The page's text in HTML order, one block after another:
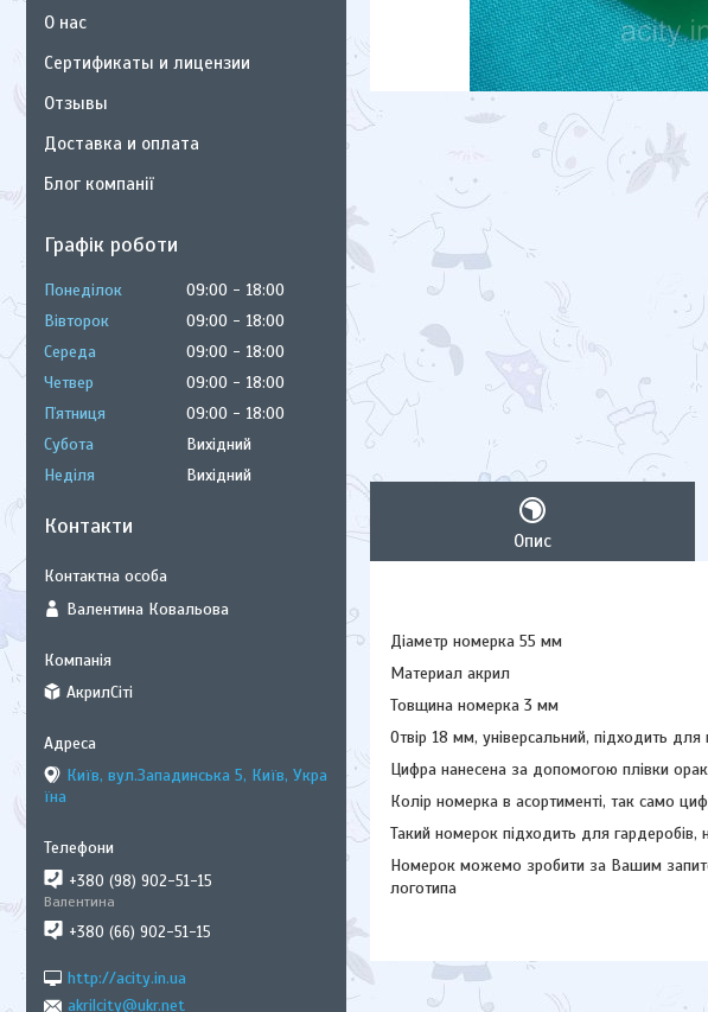
Опис
Діаметр номерка 55 мм
Материал акрил
Товщина номерка 3 мм
Отвір 18 мм, універсальний, підходить для
Цифра нанесена за допомогою плівки
Колір номерка в асортименті, так само
Такий номерок підходить для гардеробів,
Номерок можемо зробити за Вашим
логотипа
О нас
Сертификаты и лицензии
Отзывы
Доставка и оплата
Блог компанії
Графік роботи
Понеділок 09:00
18:00
Вівторок
09:00
18:00
Середа
09:00
18:00
Четвер
09:00
18:00
Пʼятниця
09:00
18:00
Субота
Вихідний
Неділя
Вихідний
Контакти
Валентина Ковальова
АкрилСіті
Київ, вул.Западинська 5, Київ, Укра
їна
+380 (98) 902-51-15
Валентина
+380 (66) 902-51-15
http://acity.in.ua
akrilcity@ukr.net